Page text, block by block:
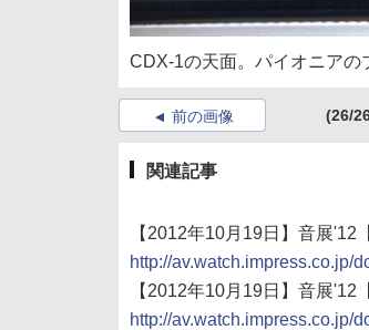
CDX-1の天面。パイオニアの
前の画像 (26/
関連記事
【2012年10月19日】音展
http://av.watch.impress.co.jp/
【2012年10月19日】音展
http://av.watch.impress.co.jp/